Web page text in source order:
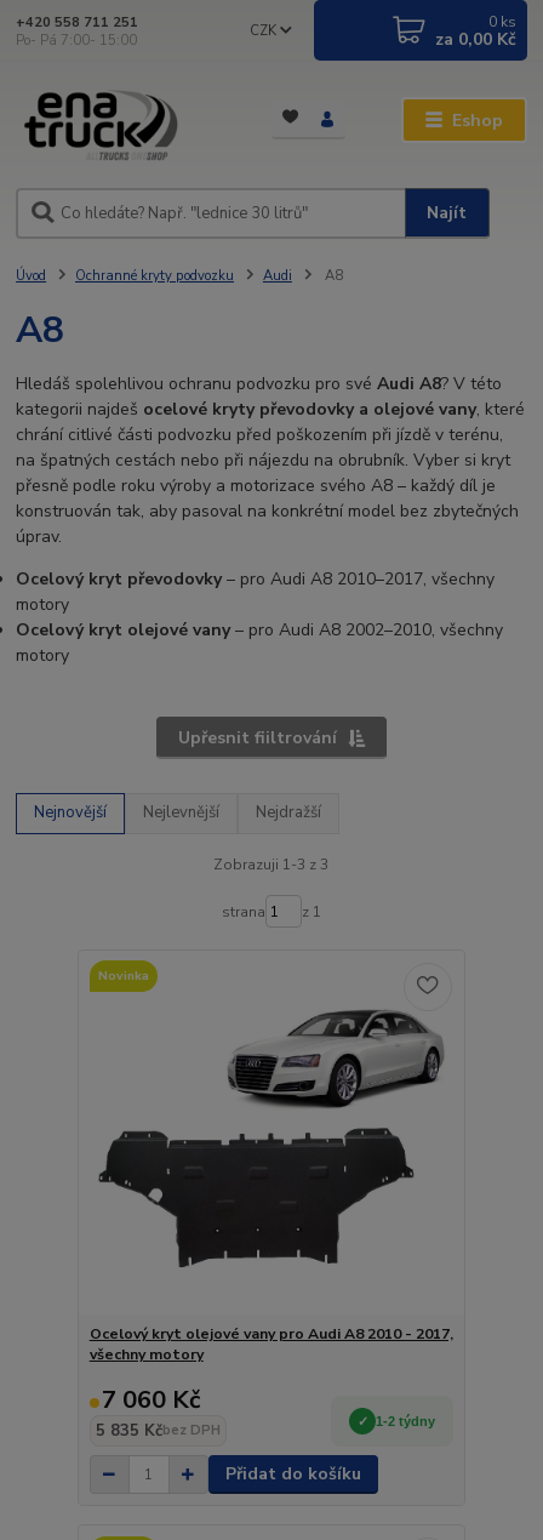
Eshop
CZK
Najít
+420 558 711 251
Po- Pá 7:00- 15:00
0 ks
za 0,00 Kč
Úvod Ochranné kryty podvozku Audi A8
A8
Hledáš spolehlivou ochranu podvozku pro svéAudi A8? V této
kategorii najdeš ocelové kryty převodovky a olejové vany, které
chrání citlivé části podvozku před poškozením při jízdě v terénu,
na špatných cestách nebo při nájezdu na obrubník. Vyber si kryt
přesně podle roku výroby a motorizace svého A8 – každý díl je
konstruován tak, aby pasoval na konkrétní model bez zbytečných
úprav.
Ocelový kryt převodovky– pro Audi A8 2010–2017, všechny
motory
Ocelový kryt olejové vany– pro Audi A8 2002–2010, všechny
motory
Upřesnit fiiltrování
Nejnovější Nejlevnější Nejdražší
Zobrazuji 1-3 z 3
strana z 1
Novinka
Ocelový kryt olejové vany pro Audi A8 2010 - 2017,
všechny motory
7 060 Kč
5 835 Kčbez DPH
1-2 týdny
Přidat do košíku